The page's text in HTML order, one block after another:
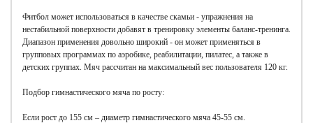
Фитбол может использоваться в качестве скамьи - упражнения на
нестабильной поверхности добавят в тренировку элементы баланс-тренинга.
Диапазон применения довольно широкий - он может применяться в
групповых программах по аэробике, реабилитации, пилатес, а также в
детских группах. Мяч рассчитан на максимальный вес пользователя 120 кг.
Подбор гимнастического мяча по росту:
Если рост до 155 см – диаметр гимнастического мяча 45-55 см.